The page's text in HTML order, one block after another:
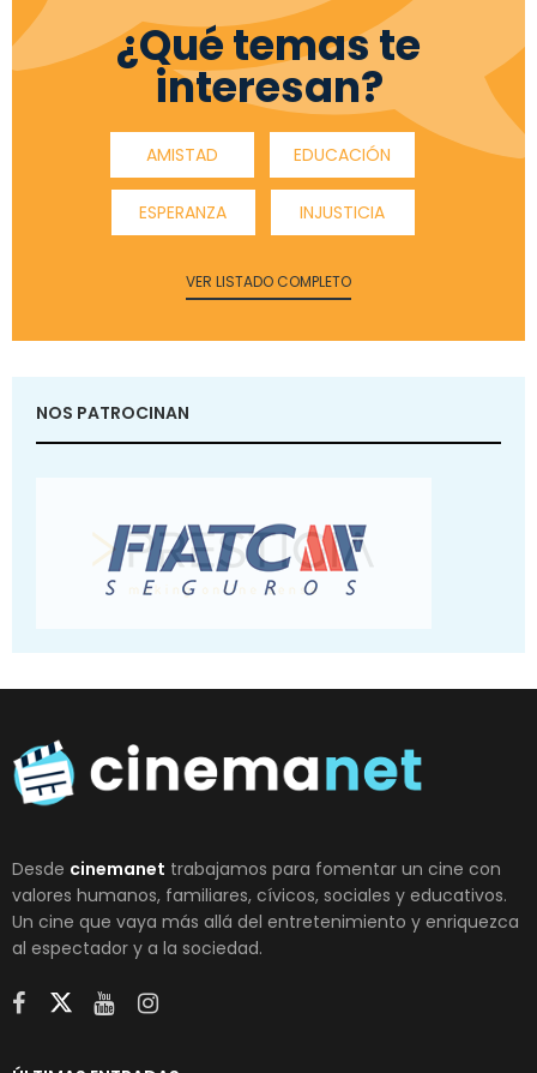
¿Qué temas te
interesan?
AMISTAD EDUCACIÓN
ESPERANZA INJUSTICIA
VER LISTADO COMPLETO
NOS PATROCINAN
Desde cinemanet trabajamos para fomentar un cine con
valores humanos, familiares, cívicos, sociales y educativos.
Un cine que vaya más allá del entretenimiento y enriquezca
al espectador y a la sociedad.